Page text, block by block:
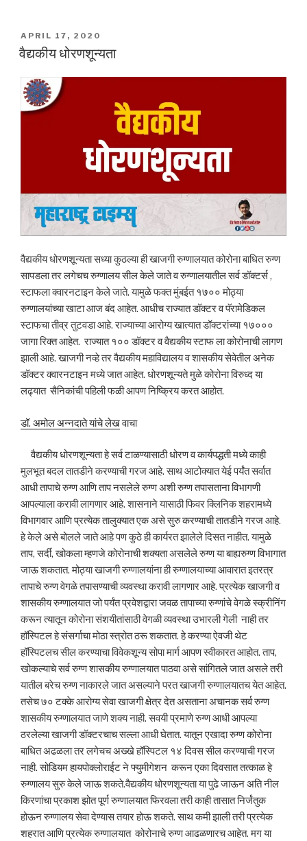
POSTED
ON
APRIL 17, 2020
वैद्यकीय धोरणशून्यता
वैद्यकीय धोरणशून्यता सध्या कुठल्या ही खाजगी रुग्णालयात कोरोना बाधित रुग्ण
सापडला तर लगेचच रुग्णालय सील केले जाते व रुग्णालयातील सर्व डॉक्टर्स ,
स्टाफला क्वारनटाइन केले जाते. यामुळे फक्त मुंबईत १७०० मोठ्या
रुग्णालयांच्या खाटा आज बंद आहेत. आधीच राज्यात डॉक्टर व पॅरामेडिकल
स्टाफचा तीव्र तुटवडा आहे. राज्याच्या आरोग्य खात्यात डॉक्टरांच्या १७०००
जागा रिक्त आहेत. राज्यात १०० डॉक्टर व वैद्यकीय स्टाफ ला कोरोनाची लागण
झाली आहे. खाजगी नव्हे तर वैद्यकीय महाविद्यालय व शासकीय सेवेतील अनेक
डॉक्टर क्वारनटाइन मध्ये जात आहेत. धोरणशून्यते मुळे कोरोना विरुध्द या
लढ्यात सैनिकांची पहिली फळी आपण निष्क्रिय करत आहोत.
डॉ. अमोल अन्नदाते यांचे लेखवाचा
वैद्यकीय धोरणशून्यता हे सर्व टाळण्यासाठी धोरण व कार्यपद्धती मध्ये काही
मुलभूत बदल तातडीने करण्याची गरज आहे. साथ आटोक्यात येई पर्यंत सर्वात
आधी तापाचे रुग्ण आणि ताप नसलेले रुग्ण अशी रुग्ण तपासताना विभागणी
आपल्याला करावी लागणार आहे. शासनाने यासाठी फिवर क्लिनिक शहरामध्ये
विभागवार आणि प्रत्येक तालुक्यात एक असे सुरु करण्याची तातडीने गरज आहे.
हे केले असे बोलले जाते आहे पण कुठे ही कार्यरत झालेले दिसत नाहीत. यामुळे
ताप, सर्दी, खोकला म्हणजे कोरोनाची शक्यता असलेले रुग्ण या बाह्यरुग्ण विभागात
जाऊ शकतात. मोठ्या खाजगी रुग्णालयांना ही रुग्णालयाच्या आवारात इतरत्र
तापाचे रुग्ण वेगळे तपासण्याची व्यवस्था करावी लागणार आहे. प्रत्येक खाजगी व
शासकीय रुग्णालयात जो पर्यंत प्रवेशद्वारा जवळ तापाच्या रुग्णांचे वेगळे स्क्रीनिंग
करून त्यातून कोरोना संशयीतांसाठी वेगळी व्यवस्था उभारली गेली नाही तर
हॉस्पिटल हे संसर्गाचा मोठा स्त्रोत ठरू शकतात. हे करण्या ऐवजी थेट
हॉस्पिटलच सील करण्याचा विवेकशून्य सोपा मार्ग आपण स्वीकारत आहोत. ताप,
खोकल्याचे सर्व रुग्ण शासकीय रुग्णालयात पाठवा असे सांगितले जात असले तरी
यातील बरेच रुग्ण नाकारले जात असल्याने परत खाजगी रुग्णालयातच येत आहेत.
तसेच ७० टक्के आरोग्य सेवा खाजगी क्षेत्र देत असताना अचानक सर्व रुग्ण
शासकीय रुग्णालयात जाणे शक्य नाही. सवयी प्रमाणे रुग्ण आधी आपल्या
ठरलेल्या खाजगी डॉक्टरचाच सल्ला आधी घेतात. यातून एखादा रुग्ण कोरोना
बाधित अढळला तर लगेचच अख्खे हॉस्पिटल १४ दिवस सील करण्याची गरज
नाही. सोडियम हायपोक्लोराईट ने फ्युमीगेशन करून एका दिवसात तत्काळ हे
रुग्णालय सुरु केले जाऊ शकते.वैद्यकीय धोरणशून्यता या पुढे जाऊन अति नील
किरणांचा प्रकाश झोत पूर्ण रुग्णालयात फिरवला तरी काही तासात निर्जंतुक
होऊन रुग्णालय सेवा देण्यास तयार होऊ शकते. साथ कमी झाली तरी प्रत्येक
शहरात आणि प्रत्येक रुग्णालयात कोरोनाचे रुग्ण आढळणारच आहेत. मग या